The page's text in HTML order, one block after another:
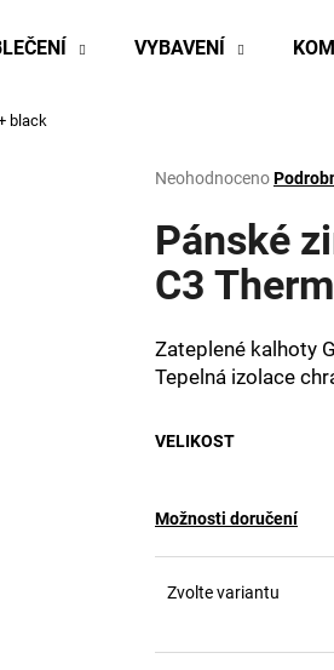
VYBAVENÍ
black
Průměrné
produktu
je
0,0
z
hvězdiček.
Neohodnoceno
Pánské
C3
Zateplené kalhoty
Tepelná izolace
VELIKOST
Možnosti doručení
Zvolte variantu
najít?
HLEDAT